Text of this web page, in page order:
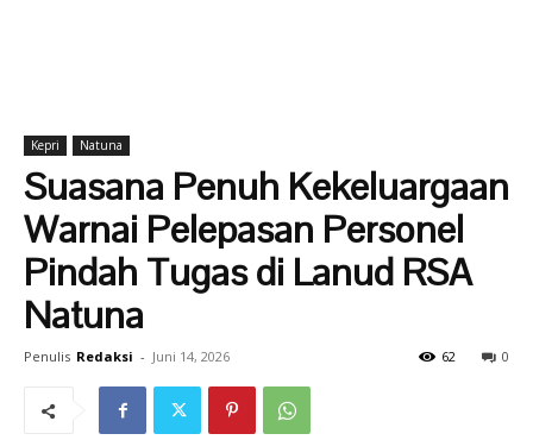
Kepri Natuna
Suasana Penuh Kekeluargaan
Warnai Pelepasan Personel
Pindah Tugas di Lanud RSA
Natuna
Penulis Redaksi - Juni 14, 2026 0
62